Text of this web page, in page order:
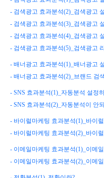
- 검색광고 효과분석(2)_검색광고
- 검색광고 효과분석(3)_검색광고
- 검색광고 효과분석(4)_검색광고
- 검색광고 효과분석(5)_검색광고
- 배너광고 효과분석(1)_배너광고
- 배너광고 효과분석(2)_브랜드 검
- SNS 효과분석(1)_자동분석 설정하
- SNS 효과분석(2)_자동분석이 안
- 바이럴마케팅 효과분석(1)_바이
- 바이럴마케팅 효과분석(2)_바이
- 이메일마케팅 효과분석(1)_이메
- 이메일마케팅 효과분석(2)_이메